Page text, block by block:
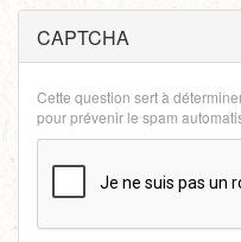
CAPTCHA
Cette question sert à
pour prévenir le spam